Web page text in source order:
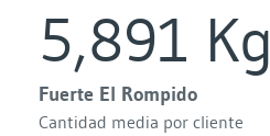
5,891 Kg
Fuerte El Rompido
Cantidad media por cliente